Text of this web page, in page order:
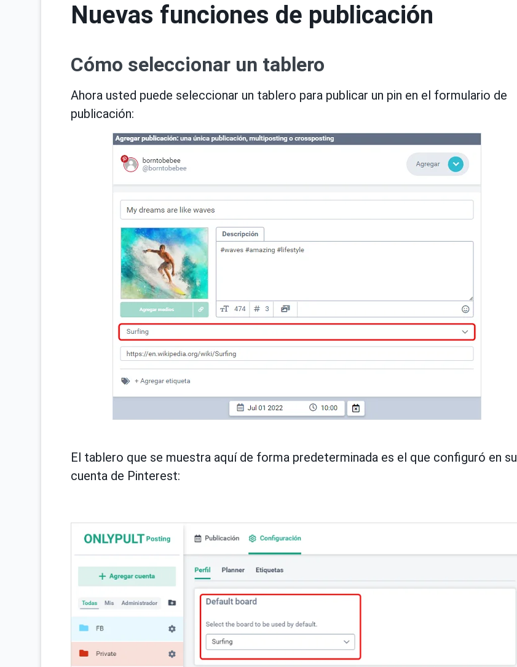
Nuevas funciones de publicación
Cómo seleccionar un tablero
Ahora usted puede seleccionar un tablero para publicar un pin en el formulario de
publicación:
El tablero que se muestra aquí de forma predeterminada es el que configuró en su
cuenta de Pinterest: